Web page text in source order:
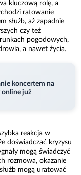
kluczową rolę, a
ratowanie
służb, aż zapadnie
czy też
pogodowych,
a nawet życia.
koncertem na
online już
reakcja w
doświadczać kryzysu
mogą świadczyć
rozmowa, okazanie
mogą uratować